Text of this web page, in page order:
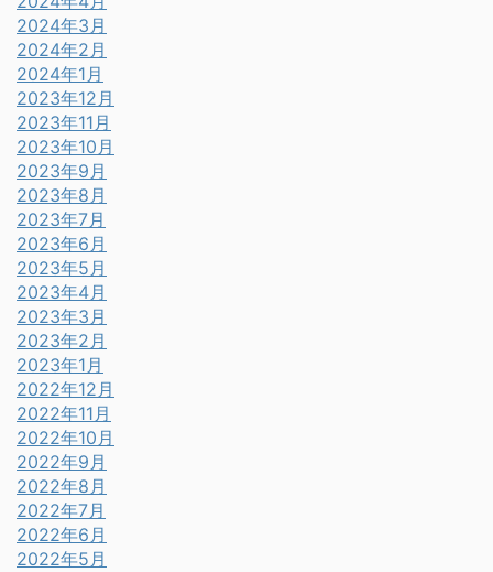
2024年3月
2024年2月
2024年1月
2023年12月
2023年11月
2023年10月
2023年9月
2023年8月
2023年7月
2023年6月
2023年5月
2023年4月
2023年3月
2023年2月
2023年1月
2022年12月
2022年11月
2022年10月
2022年9月
2022年8月
2022年7月
2022年6月
2022年5月